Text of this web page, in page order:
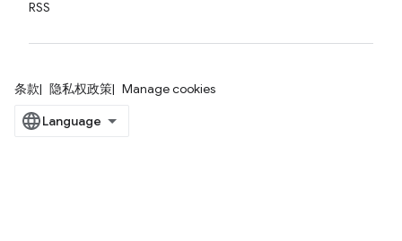
RSS
条款 隐私权政策 Manage cookies